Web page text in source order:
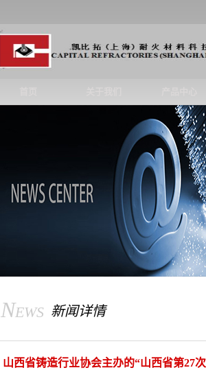
News 新闻详情
山西省铸造行业协会主办的“山西省第27